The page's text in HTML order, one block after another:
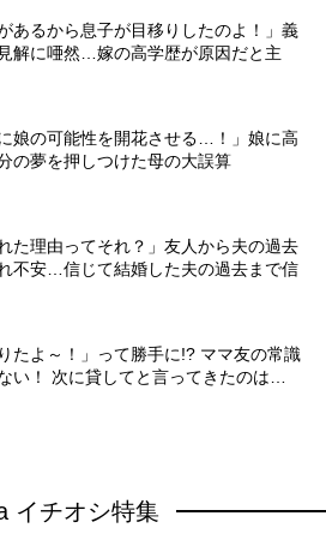
あるから息子が目移りしたのよ！」義
解に唖然…嫁の高学歴が原因だと主
に娘の可能性を開花させる…！」娘に高
の夢を押しつけた母の大誤算
た理由ってそれ？」友人から夫の過去
不安…信じて結婚した夫の過去まで信
たよ～！」って勝手に!? ママ友の常識
い！ 次に貸してと言ってきたのは…
イチオシ特集